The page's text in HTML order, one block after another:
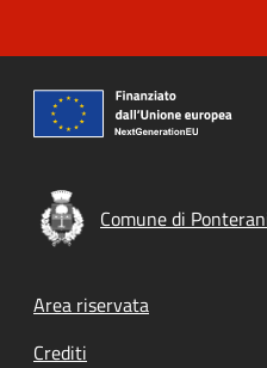
Comune di
Footer menu
Area riservata
Crediti